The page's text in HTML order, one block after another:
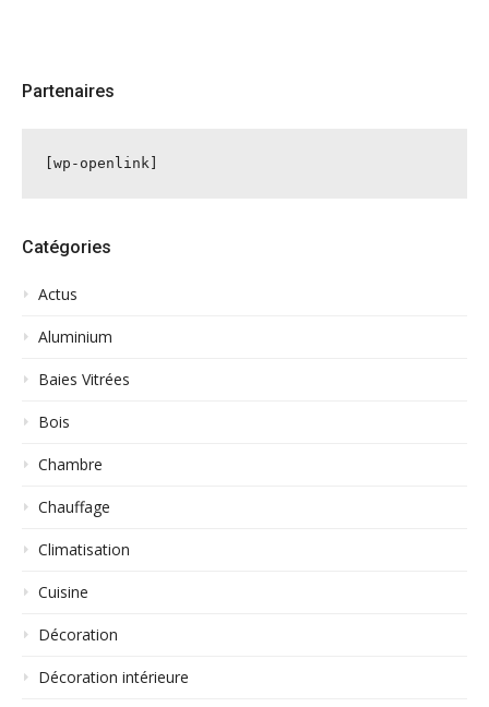
Partenaires
[wp-openlink]
Catégories
Actus
Aluminium
Baies Vitrées
Bois
Chambre
Chauffage
Climatisation
Cuisine
Décoration
Décoration intérieure